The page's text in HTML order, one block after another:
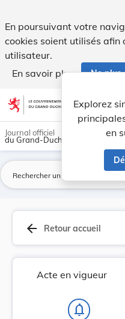
En poursuivant votre
cookies soient utilisés afin
utilisateur.
En savoir plus
Ne plus
Aller au contenu Explorez
en
Journal officiel
du Grand-Duché de Luxembourg
arrow_back Retour accueil
Acte en vigueur
notifications_none